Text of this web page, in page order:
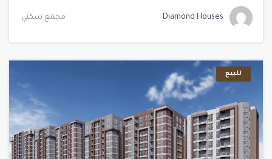
Diamond Houses مجمع سكني
للبيع